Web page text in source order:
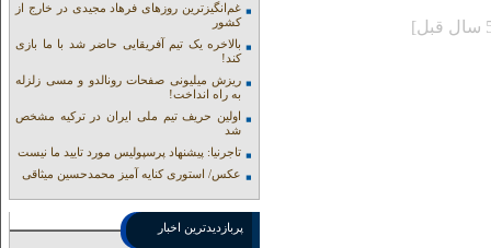
غم‌انگیزترین روزهای فرهاد مجیدی در خارج از
کشور
بالاخره یک تیم آفریقایی حاضر شد با ما بازی
کند!
ریزش میلیونی صفحات رونالدو و مسی زلزله
به راه انداخت!
اولین حریف تیم ملی ایران در ترکیه مشخص
شد
تاجرنیا: پیشنهاد پرسپولیس مورد تایید ما نیست
عکس/ استوری کنایه آمیز محمدحسین میثاقی
پربازدیدترین اخبار